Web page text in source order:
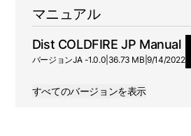
マニュアル
Dist COLDFIRE JP Manual
バージョンJA -1.0.0 36.73 MB |9/14/2022
すべてのバージョンを表示